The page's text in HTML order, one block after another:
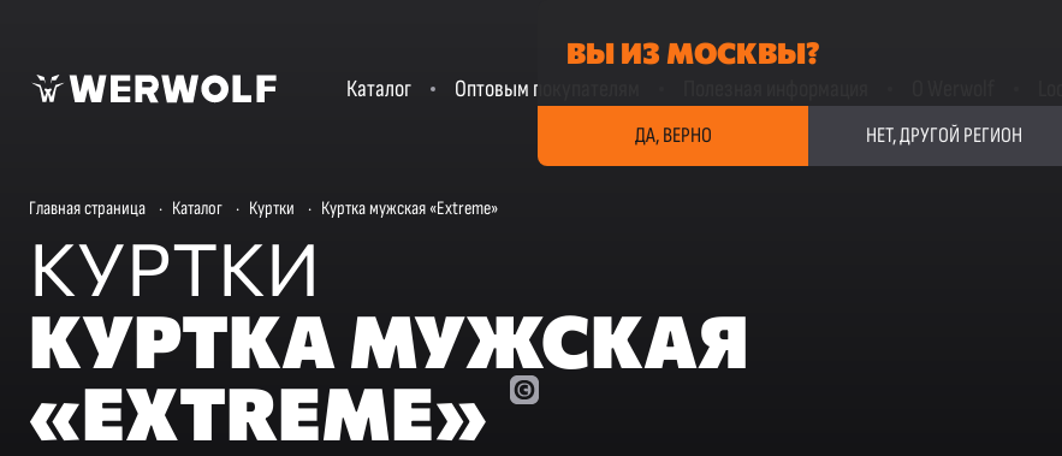
Каталог Оптовым покупателям
Главная страница · Каталог · Куртки · Куртка мужская «Extreme»
КУРТКИ
КУРТКА МУЖСКАЯ
«EXTREME»
ВЫ ИЗ МОСКВЫ?
ДА, ВЕРНО НЕТ, ДРУГОЙ РЕГИОН